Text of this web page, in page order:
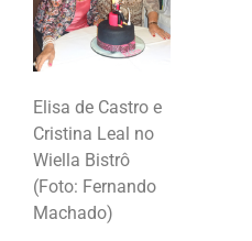
Elisa de Castro e
Cristina Leal no
Wiella Bistrô
(Foto: Fernando
Machado)